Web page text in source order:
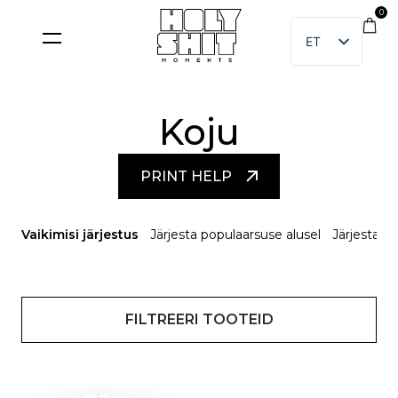
content
ET
EN
0
Koju
PRINT HELP
Vaikimisi järjestus Järjesta populaarsuse alusel Järjesta
FILTREERI TOOTEID